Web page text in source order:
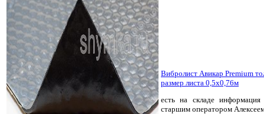
Вибролист Авикар Premium
размер листа 0,5х0,76м
есть на складе информация
старшим оператором